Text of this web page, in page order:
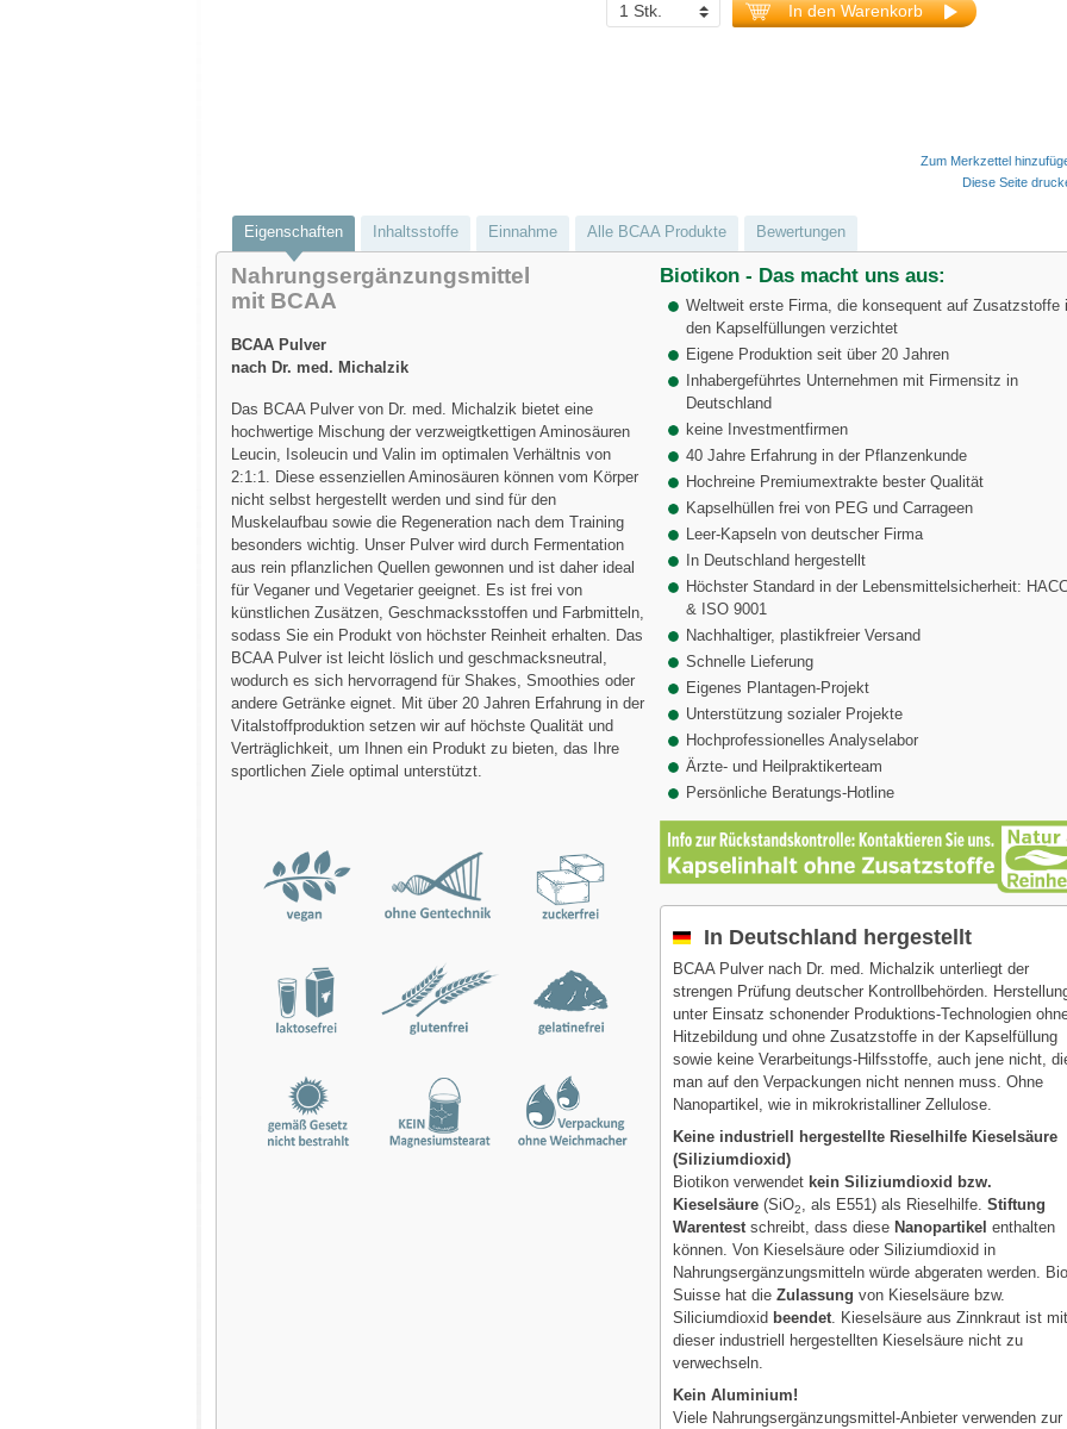
In den Warenkorb
Zum Merkzettel
Diese Seite
Eigenschaften Inhaltsstoffe Einnahme Alle BCAA Produkte Bewertungen
Nahrungsergänzungsmittel
mit BCAA
BCAA Pulver
nach Dr. med. Michalzik
Das BCAA Pulver von Dr. med. Michalzik bietet eine
hochwertige Mischung der verzweigtkettigen Aminosäuren
Leucin, Isoleucin und Valin im optimalen Verhältnis von
2:1:1. Diese essenziellen Aminosäuren können vom Körper
nicht selbst hergestellt werden und sind für den
Muskelaufbau sowie die Regeneration nach dem Training
besonders wichtig. Unser Pulver wird durch Fermentation
aus rein pflanzlichen Quellen gewonnen und ist daher ideal
für Veganer und Vegetarier geeignet. Es ist frei von
künstlichen Zusätzen, Geschmacksstoffen und Farbmitteln,
sodass Sie ein Produkt von höchster Reinheit erhalten. Das
BCAA Pulver ist leicht löslich und geschmacksneutral,
wodurch es sich hervorragend für Shakes, Smoothies oder
andere Getränke eignet. Mit über 20 Jahren Erfahrung in der
Vitalstoffproduktion setzen wir auf höchste Qualität und
Verträglichkeit, um Ihnen ein Produkt zu bieten, das Ihre
sportlichen Ziele optimal unterstützt.
Biotikon - Das macht uns aus:
Weltweit erste Firma, die konsequent auf Zusatzstoffe
den Kapselfüllungen verzichtet
Eigene Produktion seit über 20 Jahren
Inhabergeführtes Unternehmen mit Firmensitz in
Deutschland
keine Investmentfirmen
40 Jahre Erfahrung in der Pflanzenkunde
Hochreine Premiumextrakte bester Qualität
Kapselhüllen frei von PEG und Carrageen
Leer-Kapseln von deutscher Firma
In Deutschland hergestellt
Höchster Standard in der Lebensmittelsicherheit:
& ISO 9001
Nachhaltiger, plastikfreier Versand
Schnelle Lieferung
Eigenes Plantagen-Projekt
Unterstützung sozialer Projekte
Hochprofessionelles Analyselabor
Ärzte- und Heilpraktikerteam
Persönliche Beratungs-Hotline
In Deutschland hergestellt
BCAA Pulver nach Dr. med. Michalzik unterliegt der
strengen Prüfung deutscher Kontrollbehörden.
unter Einsatz schonender Produktions-Technologien
Hitzebildung und ohne Zusatzstoffe in der Kapselfüllung
sowie keine Verarbeitungs-Hilfsstoffe, auch jene nicht,
man auf den Verpackungen nicht nennen muss. Ohne
Nanopartikel, wie in mikrokristalliner Zellulose.
Keine industriell hergestellte Rieselhilfe Kieselsäure
(Siliziumdioxid)
Biotikon verwendet kein Siliziumdioxid bzw.
Kieselsäure (SiO2, als E551) als Rieselhilfe.Stiftung
Warentestschreibt, dass diese Nanopartikel enthalten
können. Von Kieselsäure oder Siliziumdioxid in
Nahrungsergänzungsmitteln würde abgeraten werden.
Suisse hat dieZulassung von Kieselsäure bzw.
Siliciumdioxid beendet. Kieselsäure aus Zinnkraut ist
dieser industriell hergestellten Kieselsäure nicht zu
verwechseln.
Kein Aluminium!
Viele Nahrungsergänzungsmittel-Anbieter verwenden zur